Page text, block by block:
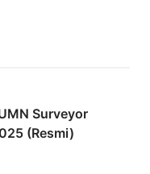
Surveyor
(Resmi)